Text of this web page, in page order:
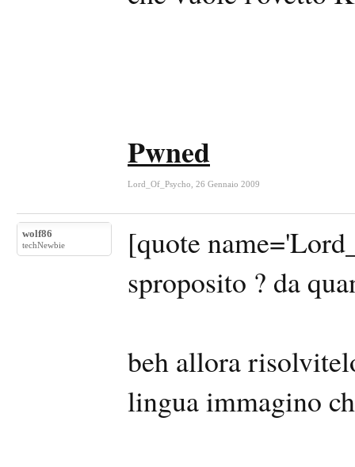
Pwned
Lord_Of_Psycho 26 Gennaio 2009
wolf86
techNewbie
[quote
sproposito ? da
beh allora
lingua immagino